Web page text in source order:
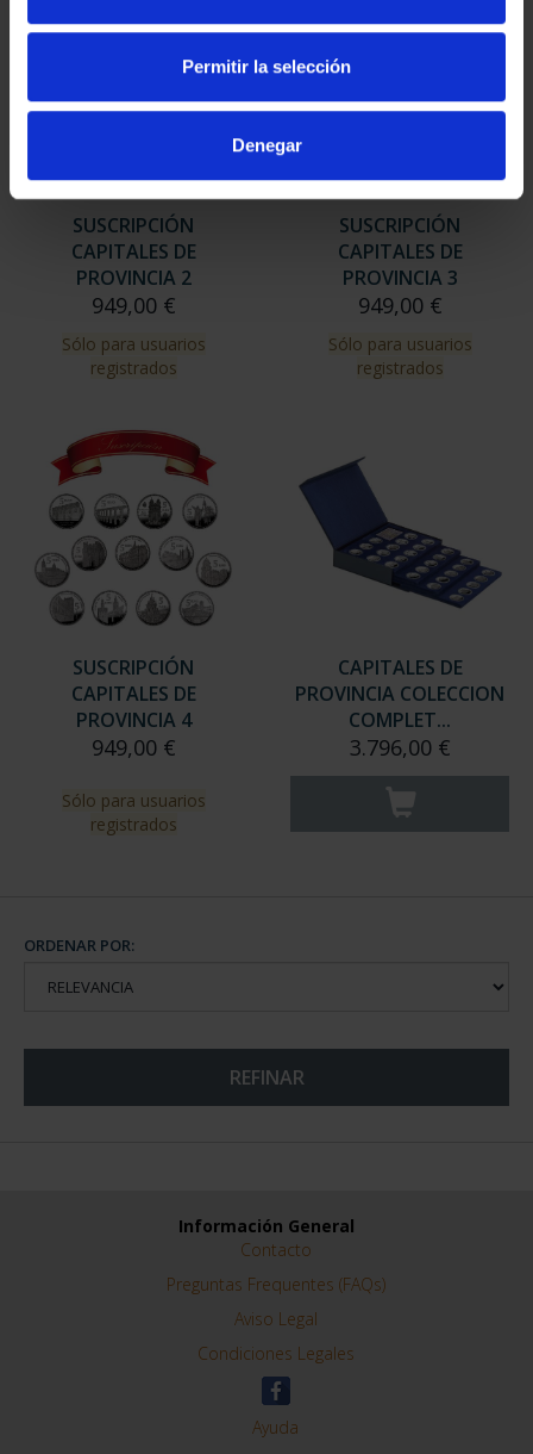
Permitir la selección
Denegar
SUSCRIPCIÓN
CAPITALES DE
PROVINCIA 2
949,00 €
Sólo para usuarios
registrados
SUSCRIPCIÓN
CAPITALES DE
PROVINCIA 3
949,00 €
Sólo para usuarios
registrados
SUSCRIPCIÓN
CAPITALES DE
PROVINCIA 4
949,00 €
Sólo para usuarios
registrados
CAPITALES DE
PROVINCIA COLECCION
COMPLET...
3.796,00 €
ORDENAR POR:
REFINAR
Información General
Contacto
Preguntas Frequentes (FAQs)
Aviso Legal
Condiciones Legales
Ayuda